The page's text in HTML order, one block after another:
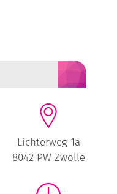
Lichterweg 1a
8042 PW Zwolle